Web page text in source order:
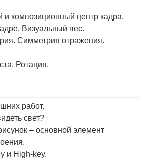
и композиционный центр кадра.
Визуальный вес.
Симметрия отражения.
Ротация.
работ.
свет?
– основной элемент
и High-key.